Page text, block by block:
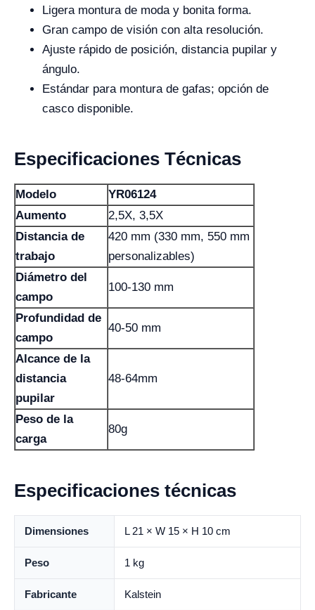
Ligera montura de moda y bonita forma.
Gran campo de visión con alta resolución.
Ajuste rápido de posición, distancia pupilar y
ángulo.
Estándar para montura de gafas; opción de
casco disponible.
Especificaciones Técnicas
Modelo
YR06124
Aumento
2,5X, 3,5X
Distancia de
trabajo
420 mm (330 mm, 550 mm
personalizables)
Diámetro del
campo
100-130 mm
Profundidad de
campo
40-50 mm
Alcance de la
distancia
pupilar
48-64mm
Peso de la
carga
80g
Especificaciones técnicas
Dimensiones L 21 × W 15 × H 10 cm
Peso 1 kg
Fabricante Kalstein